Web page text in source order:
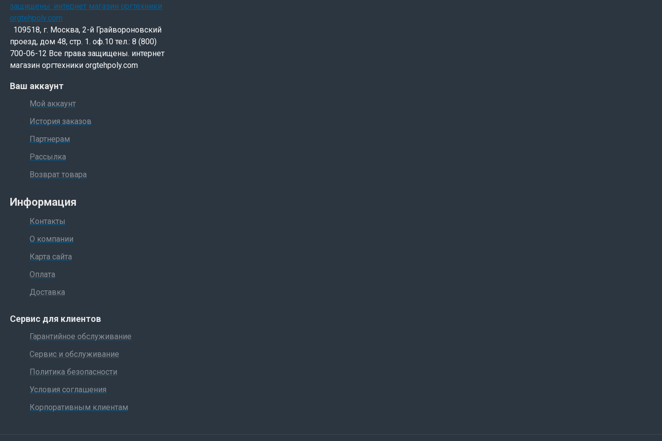
109518, г. Москва, 2-й Грайвороновский
проезд, дом 48, стр. 1. оф.10 тел.: 8 (800)
700-06-12 Все права защищены. интернет
магазин оргтехники orgtehpoly.com
Ваш аккаунт
Мой аккаунт
История заказов
Партнерам
Рассылка
Возврат товара
Информация
Контакты
О компании
Карта сайта
Оплата
Доставка
Сервис для клиентов
Гарантийное обслуживание
Сервис и обслуживание
Политика безопасности
Условия соглашения
Корпоративным клиентам